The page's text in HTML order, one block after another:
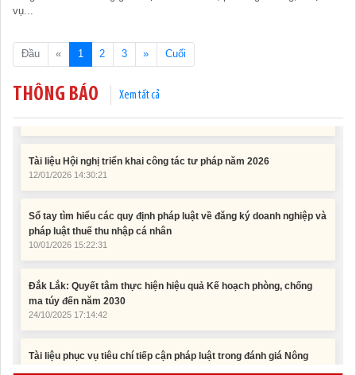
vụ...
Đầu « 1 (current)
2 3 » Cuối
THÔNG BÁO Xem tất cả
Tài liệu Hội nghị công chức, viên chức và người lao động năm
15/01/2026 15:29:29
Tài liệu Hội nghị triển khai công tác tư pháp năm 2026
12/01/2026 14:30:21
pháp luật thuế thu nhập cá nhân
10/01/2026 15:22:31
Đắk Lắk: Quyết tâm thực hiện hiệu quả Kế hoạch phòng, chống
ma túy đến năm 2030
24/10/2025 17:14:42
Tài liệu phục vụ tiêu chí tiếp cận pháp luật trong đánh giá Nông
thôn mới
11/02/2026 08:45:12
Tài liệu Hội nghị công chức, viên chức và người lao động năm